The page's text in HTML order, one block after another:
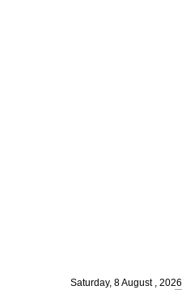
Saturday, 8 August , 2026